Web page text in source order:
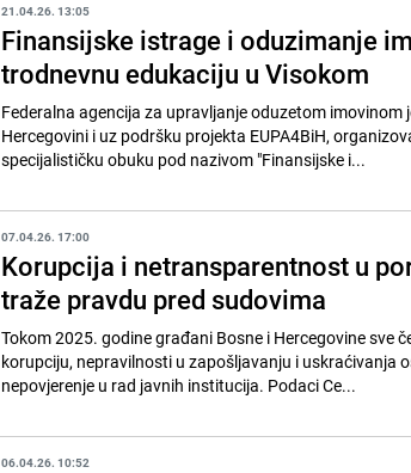
21.04.26. 13:05
Finansijske istrage i oduzimanje
trodnevnu edukaciju u Visokom
Federalna agencija za upravljanje oduzetom imovinom
Hercegovini i uz podršku projekta EUPA4BiH,
specijalističku obuku pod nazivom "Finansijske i...
07.04.26. 17:00
Korupcija i netransparentnost u
traže pravdu pred sudovima
Tokom 2025. godine građani Bosne i Hercegovine sve
korupciju, nepravilnosti u zapošljavanju i uskraćivanja
nepovjerenje u rad javnih institucija. Podaci Ce...
06.04.26. 10:52